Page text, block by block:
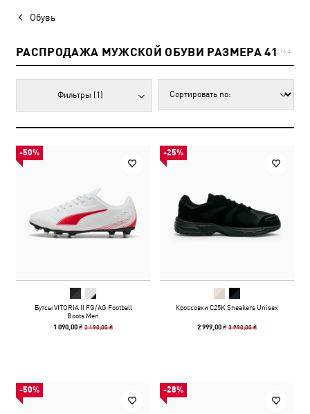
Обувь
РАСПРОДАЖА МУЖСКОЙ ОБУВИ РАЗМЕРА 41 164
Фильтры (1)
-50%
Бутсы VITORIA II FG/AG Football
Boots Men
1 090,00 ₴2 190,00 ₴
-25%
Кроссовки C25K Sneakers Unisex
2 999,00 ₴3 990,00 ₴
-50% -28%